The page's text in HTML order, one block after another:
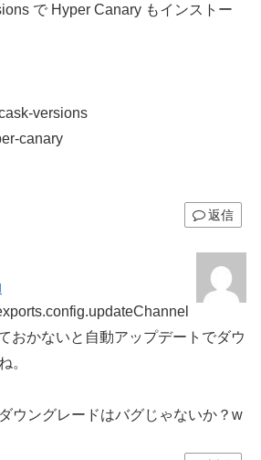
で Hyper Canary もインストー
versions
canary
返信
おかないと自動アップデートでダウ
。
ウングレードはバグじゃないか？w